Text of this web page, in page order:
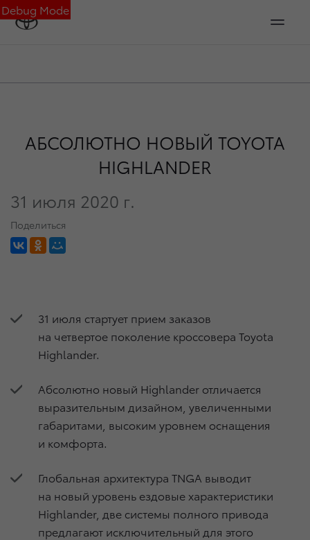
Debug Mode
АБСОЛЮТНО НОВЫЙ TOYOTA
HIGHLANDER
31 июля 2020 г.
Поделиться
31 июля стартует прием заказов
на четвертое поколение кроссовера Toyota
Highlander.
Абсолютно новый Highlander отличается
выразительным дизайном, увеличенными
габаритами, высоким уровнем оснащения
и комфорта.
Глобальная архитектура TNGA выводит
на новый уровень ездовые характеристики
Highlander, две системы полного привода
предлагают исключительный для этого